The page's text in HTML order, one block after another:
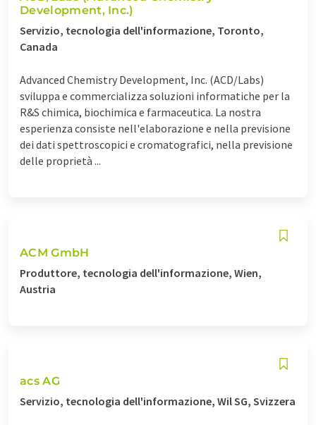
Development, Inc.)
Servizio, tecnologia dell'informazione, Toronto,
Canada
Advanced Chemistry Development, Inc. (ACD/Labs)
sviluppa e commercializza soluzioni informatiche per la
R&S chimica, biochimica e farmaceutica. La nostra
esperienza consiste nell'elaborazione e nella previsione
dei dati spettroscopici e cromatografici, nella previsione
delle proprietà ...
ACM GmbH
Produttore, tecnologia dell'informazione, Wien,
Austria
acs AG
Servizio, tecnologia dell'informazione, Wil SG, Svizzera